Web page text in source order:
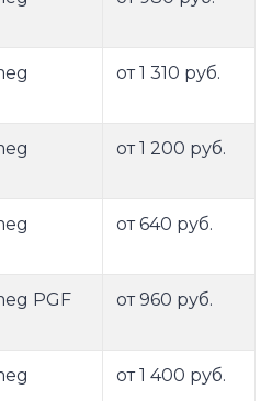
от 1 310 руб.
от 1 200 руб.
от 640 руб.
PGF
от 960 руб.
от 1 400 руб.